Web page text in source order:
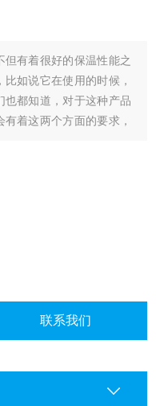
有着很好的保温性能之
如说它在使用的时候，
也都知道，对于这种产品
着这两个方面的要求，
联系我们